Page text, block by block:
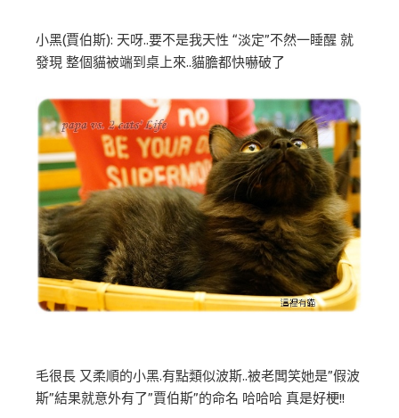
小黑(賈伯斯): 天呀..要不是我天性 “淡定”不然一睡醒 就
發現 整個貓被端到桌上來..貓膽都快嚇破了
毛很長 又柔順的小黑.有點類似波斯..被老闆笑她是”假波
斯”結果就意外有了”賈伯斯”的命名 哈哈哈 真是好梗!!